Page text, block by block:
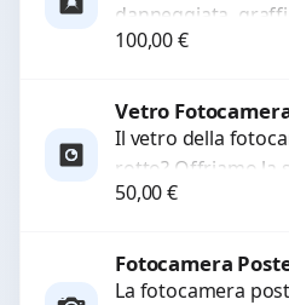
danneggiata,
ricambi di alta
100,00€
Vetro
Il vetro della
rotto? Offriamo la
ricambi di alta
50,00€
Fotocamera
La fotocamera